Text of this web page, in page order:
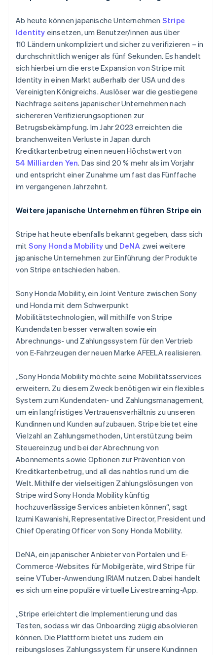
Ab heute können japanische Unternehmen Stripe
Identity einsetzen, um Benutzer/innen aus über
110 Ländern unkompliziert und sicher zu verifizieren – in
durchschnittlich weniger als fünf Sekunden. Es handelt
sich hierbei um die erste Expansion von Stripe mit
Identity in einen Markt außerhalb der USA und des
Vereinigten Königreichs. Auslöser war die gestiegene
Nachfrage seitens japanischer Unternehmen nach
sichereren Verifizierungsoptionen zur
Betrugsbekämpfung. Im Jahr 2023 erreichten die
branchenweiten Verluste in Japan durch
Kreditkartenbetrug einen neuen Höchstwert von
54 Milliarden Yen. Das sind 20 % mehr als im Vorjahr
und entspricht einer Zunahme um fast das Fünffache
im vergangenen Jahrzehnt.
Weitere japanische Unternehmen führen Stripe ein
Stripe hat heute ebenfalls bekannt gegeben, dass sich
mit Sony Honda Mobility und DeNA zwei weitere
japanische Unternehmen zur Einführung der Produkte
von Stripe entschieden haben.
Sony Honda Mobility, ein Joint Venture zwischen Sony
und Honda mit dem Schwerpunkt
Mobilitätstechnologien, will mithilfe von Stripe
Kundendaten besser verwalten sowie ein
Abrechnungs- und Zahlungssystem für den Vertrieb
von E-Fahrzeugen der neuen Marke AFEELA realisieren.
„Sony Honda Mobility möchte seine Mobilitätsservices
erweitern. Zu diesem Zweck benötigen wir ein flexibles
System zum Kundendaten- und Zahlungsmanagement,
um ein langfristiges Vertrauensverhältnis zu unseren
Kundinnen und Kunden aufzubauen. Stripe bietet eine
Vielzahl an Zahlungsmethoden, Unterstützung beim
Steuereinzug und bei der Abrechnung von
Abonnements sowie Optionen zur Prävention von
Kreditkartenbetrug, und all das nahtlos rund um die
Welt. Mithilfe der vielseitigen Zahlungslösungen von
Stripe wird Sony Honda Mobility künftig
hochzuverlässige Services anbieten können“, sagt
Izumi Kawanishi, Representative Director, President und
Chief Operating Officer von Sony Honda Mobility.
DeNA, ein japanischer Anbieter von Portalen und E-
Commerce-Websites für Mobilgeräte, wird Stripe für
seine VTuber-Anwendung IRIAM nutzen. Dabei handelt
es sich um eine populäre virtuelle Livestreaming-App.
„Stripe erleichtert die Implementierung und das
Testen, sodass wir das Onboarding zügig absolvieren
können. Die Plattform bietet uns zudem ein
reibungsloses Zahlungssystem für unsere Kundinnen
Australien
English
Belgien
Nederlands FrançaisDeutsch English
Brasilien
PortuguêsEnglish
Bulgarien
English
Dänemark
English
Deutschland
DeutschEnglish
English
Festlandchina
Finnland
EnglishSvenska
Frankreich
Français English
Gibraltar
Griechenland
English
Indien
English
Irland
English
Japan
日本語English
Kanada
English Français
Kroatien
EnglishItaliano
Lettland
English
Liechtenstein
DeutschEnglish
Litauen
English
Luxemburg
FrançaisDeutsch English
Malaysia
English简体中文
Malta
Mexiko
EspañolEnglish
Neuseeland
English
NederlandsEnglish
Norwegen
English
Österreich
DeutschEnglish